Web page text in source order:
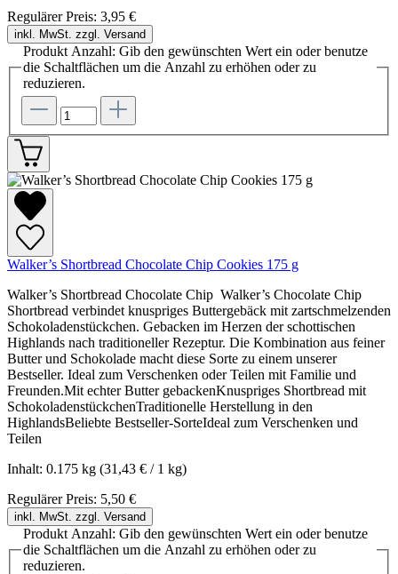
Regulärer Preis: 3,95 €
inkl. MwSt. zzgl. Versand
Produkt Anzahl: Gib den gewünschten Wert ein oder benutze
die Schaltflächen um die Anzahl zu erhöhen oder zu
reduzieren.
Walker’s Shortbread Chocolate Chip Cookies 175 g
Walker’s Shortbread Chocolate Chip Walker’s Chocolate Chip
Shortbread verbindet knuspriges Buttergebäck mit zartschmelzenden
Schokoladenstückchen. Gebacken im Herzen der schottischen
Highlands nach traditioneller Rezeptur. Die Kombination aus feiner
Butter und Schokolade macht diese Sorte zu einem unserer
Bestseller. Ideal zum Verschenken oder Teilen mit Familie und
Freunden.Mit echter Butter gebackenKnuspriges Shortbread mit
SchokoladenstückchenTraditionelle Herstellung in den
HighlandsBeliebte Bestseller-SorteIdeal zum Verschenken und
Teilen
Inhalt: 0.175 kg (31,43 € / 1 kg)
Regulärer Preis: 5,50 €
inkl. MwSt. zzgl. Versand
Produkt Anzahl: Gib den gewünschten Wert ein oder benutze
die Schaltflächen um die Anzahl zu erhöhen oder zu
reduzieren.